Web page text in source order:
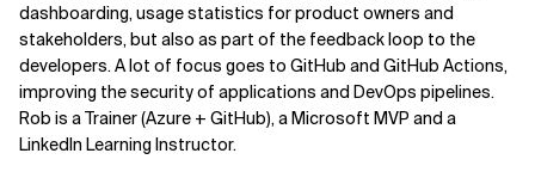
dashboarding, usage statistics for product owners and
stakeholders, but also as part of the feedback loop to the
developers. A lot of focus goes to GitHub and GitHub Actions,
improving the security of applications and DevOps pipelines.
Rob is a Trainer (Azure + GitHub), a Microsoft MVP and a
LinkedIn Learning Instructor.